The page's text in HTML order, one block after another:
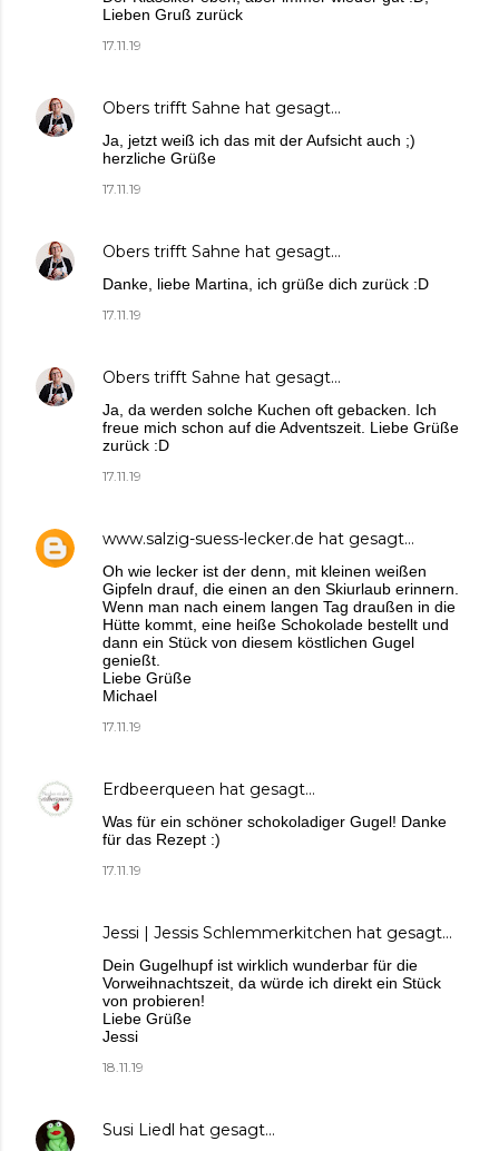
Lieben Gruß zurück
17.11.19
Obers trifft Sahne hat gesagt…
Ja, jetzt weiß ich das mit der Aufsicht auch ;)
herzliche Grüße
17.11.19
Obers trifft Sahne hat gesagt…
Danke, liebe Martina, ich grüße dich zurück :D
17.11.19
Obers trifft Sahne hat gesagt…
Ja, da werden solche Kuchen oft gebacken. Ich
freue mich schon auf die Adventszeit. Liebe Grüße
zurück :D
17.11.19
www.salzig-suess-lecker.de hat gesagt…
Oh wie lecker ist der denn, mit kleinen weißen
Gipfeln drauf, die einen an den Skiurlaub erinnern.
Wenn man nach einem langen Tag draußen in die
Hütte kommt, eine heiße Schokolade bestellt und
dann ein Stück von diesem köstlichen Gugel
genießt.
Liebe Grüße
Michael
17.11.19
Erdbeerqueen hat gesagt…
Was für ein schöner schokoladiger Gugel! Danke
für das Rezept :)
17.11.19
Jessi | Jessis Schlemmerkitchen hat gesagt…
Dein Gugelhupf ist wirklich wunderbar für die
Vorweihnachtszeit, da würde ich direkt ein Stück
von probieren!
Liebe Grüße
Jessi
18.11.19
Susi Liedl hat gesagt…